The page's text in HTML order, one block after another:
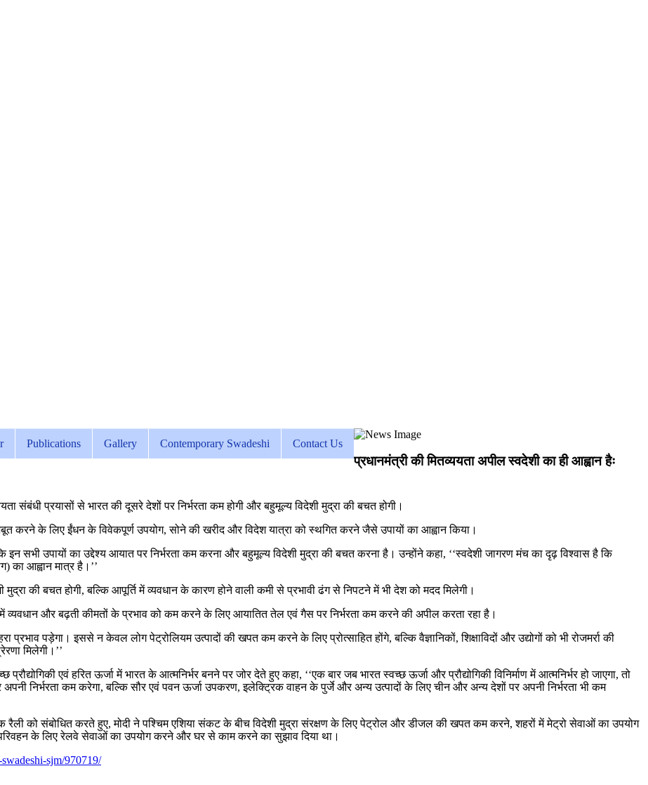
Publications Gallery Contemporary Swadeshi Contact Us
प्रधानमंत्री की मितव्ययता अपील स्वदेशी का ही आह्वान हैः
संबंधी प्रयासों से भारत की दूसरे देशों पर निर्भरता कम होगी और बहुमूल्य विदेशी मुद्रा की बचत होगी।
करने के लिए ईंधन के विवेकपूर्ण उपयोग, सोने की खरीद और विदेश यात्रा को स्थगित करने जैसे उपायों का आह्वान किया।
सभी उपायों का उद्देश्य आयात पर निर्भरता कम करना और बहुमूल्य विदेशी मुद्रा की बचत करना है। उन्होंने कहा, ‘‘स्वदेशी जागरण मंच का दृढ़ विश्वास है कि
का आह्वान मात्र है।’’
की बचत होगी, बल्कि आपूर्ति में व्यवधान के कारण होने वाली कमी से प्रभावी ढंग से निपटने में भी देश को मदद मिलेगी।
व्यवधान और बढ़ती कीमतों के प्रभाव को कम करने के लिए आयातित तेल एवं गैस पर निर्भरता कम करने की अपील करता रहा है।
प्रभाव पड़ेगा। इससे न केवल लोग पेट्रोलियम उत्पादों की खपत कम करने के लिए प्रोत्साहित होंगे, बल्कि वैज्ञानिकों, शिक्षाविदों और उद्योगों को भी रोजमर्रा की
मिलेगी।’’
एवं हरित ऊर्जा में भारत के आत्मनिर्भर बनने पर जोर देते हुए कहा, ‘‘एक बार जब भारत स्वच्छ ऊर्जा और प्रौद्योगिकी विनिर्माण में आत्मनिर्भर हो जाएगा, तो
निर्भरता कम करेगा, बल्कि सौर एवं पवन ऊर्जा उपकरण, इलेक्ट्रिक वाहन के पुर्जे और अन्य उत्पादों के लिए चीन और अन्य देशों पर अपनी निर्भरता भी कम
एक रैली को संबोधित करते हुए, मोदी ने पश्चिम एशिया संकट के बीच विदेशी मुद्रा संरक्षण के लिए पेट्रोल और डीजल की खपत कम करने, शहरों में मेट्रो सेवाओं का उपयोग
के लिए रेलवे सेवाओं का उपयोग करने और घर से काम करने का सुझाव दिया था।
sjm/970719/